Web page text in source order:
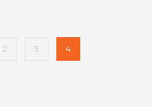
2 3 4